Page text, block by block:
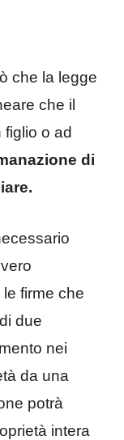
che la legge
che il
o ad
di
firme che
due
nei
da una
potrà
intera